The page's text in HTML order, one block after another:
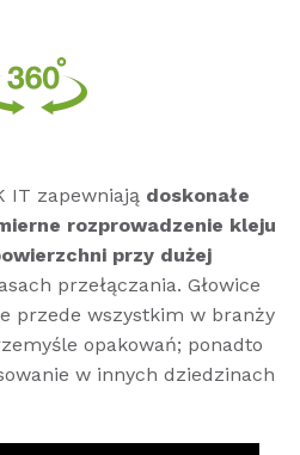
IT zapewniają doskonałe
rozprowadzenie kleju
przy dużej
przełączania. Głowice
przede wszystkim w branży
opakowań; ponadto
w innych dziedzinach